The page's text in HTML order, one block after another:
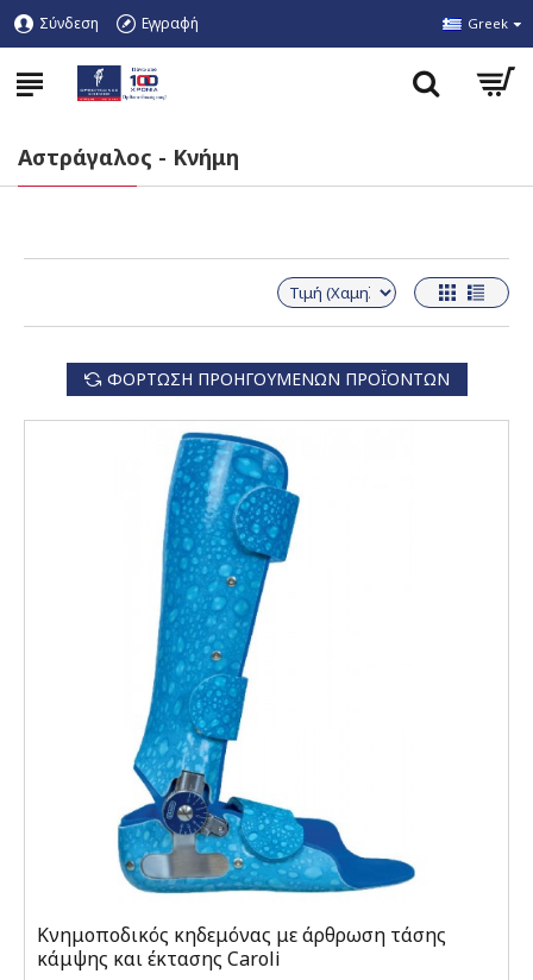
Σύνδεση Εγγραφή Greek
Αστράγαλος - Κνήμη
ΦΌΡΤΩΣΗ ΠΡΟΗΓΟΎΜΕΝΩΝ ΠΡΟΪΌΝΤΩΝ
Κνημοποδικός κηδεμόνας με άρθρωση τάσης
κάμψης και έκτασης Caroli